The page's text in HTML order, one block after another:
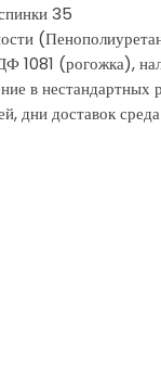
35
1081 (рогожка),
в нестандартных
дни доставок